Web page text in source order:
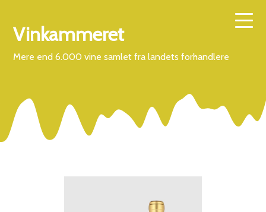
Vinkammeret
Mere end 6.000 vine samlet fra landets forhandlere